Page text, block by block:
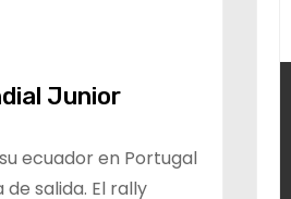
Junior
ecuador en Portugal
salida. El rally